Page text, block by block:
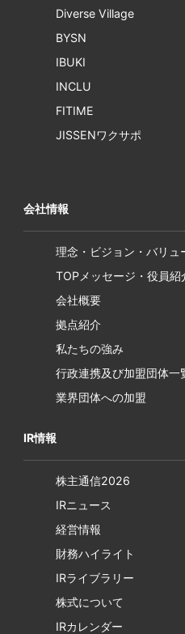
Diverse Village
BYSN
IBUKI
INCLU
FITIME
JISSENワクサポ
会社情報
理念・ビジョン・バリュ
TOPメッセージ・役員紹
会社概要
拠点紹介
私たちの強み
行政連携及び加盟団体一
業界団体への加盟
IR情報
株主通信2026
IRニュース
経営情報
財務ハイライト
IRライブラリー
株式について
IRカレンダー